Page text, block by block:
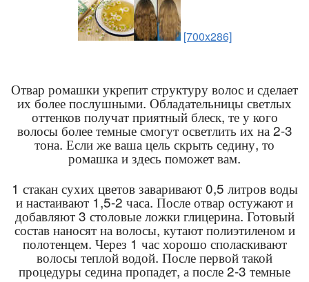
[700x286]
Отвар ромашки укрепит структуру волос и сделает
их более послушными. Обладательницы светлых
оттенков получат приятный блеск, те у кого
волосы более темные смогут осветлить их на 2-3
тона. Если же ваша цель скрыть седину, то
ромашка и здесь поможет вам.
1 стакан сухих цветов заваривают 0,5 литров воды
и настаивают 1,5-2 часа. После отвар остужают и
добавляют 3 столовые ложки глицерина. Готовый
состав наносят на волосы, кутают полиэтиленом и
полотенцем. Через 1 час хорошо споласкивают
волосы теплой водой. После первой такой
процедуры седина пропадет, а после 2-3 темные